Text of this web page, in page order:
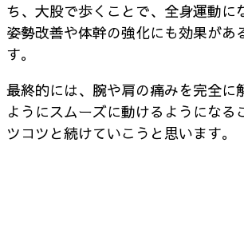
ち、大股で歩くことで、全身運動に
姿勢改善や体幹の強化にも効果があ
す。
最終的には、腕や肩の痛みを完全に
ようにスムーズに動けるようになる
ツコツと続けていこうと思います。